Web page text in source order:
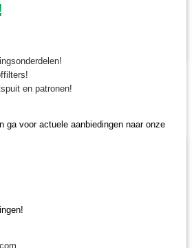
en patronen!
ga voor actuele aanbiedingen naar onze